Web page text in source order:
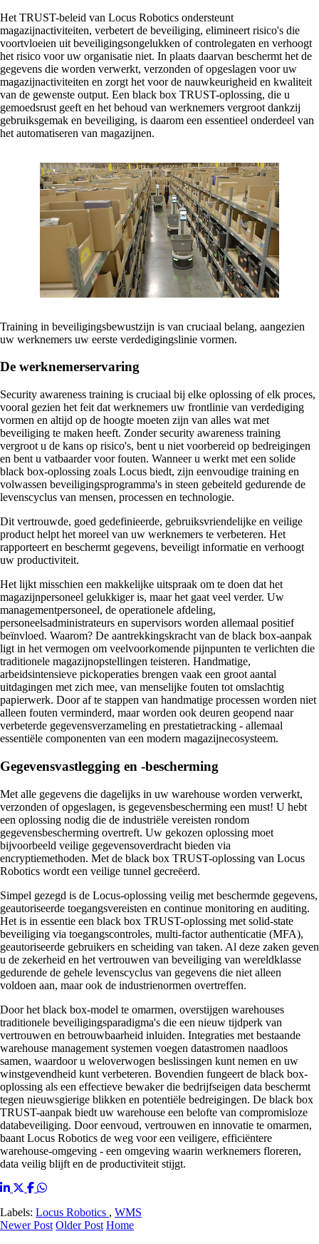
Het TRUST-beleid van Locus Robotics ondersteunt
magazijnactiviteiten, verbetert de beveiliging, elimineert risico's die
voortvloeien uit beveiligingsongelukken of controlegaten en verhoogt
het risico voor uw organisatie niet. In plaats daarvan beschermt het de
gegevens die worden verwerkt, verzonden of opgeslagen voor uw
magazijnactiviteiten en zorgt het voor de nauwkeurigheid en kwaliteit
van de gewenste output. Een black box TRUST-oplossing, die u
gemoedsrust geeft en het behoud van werknemers vergroot dankzij
gebruiksgemak en beveiliging, is daarom een ​​essentieel onderdeel van
het automatiseren van magazijnen.
Training in beveiligingsbewustzijn is van cruciaal belang, aangezien
uw werknemers uw eerste verdedigingslinie vormen.
De werknemerservaring
Security awareness training is cruciaal bij elke oplossing of elk proces,
vooral gezien het feit dat werknemers uw frontlinie van verdediging
vormen en altijd op de hoogte moeten zijn van alles wat met
beveiliging te maken heeft. Zonder security awareness training
vergroot u de kans op risico's, bent u niet voorbereid op bedreigingen
en bent u vatbaarder voor fouten. Wanneer u werkt met een solide
black box-oplossing zoals Locus biedt, zijn eenvoudige training en
volwassen beveiligingsprogramma's in steen gebeiteld gedurende de
levenscyclus van mensen, processen en technologie.
Dit vertrouwde, goed gedefinieerde, gebruiksvriendelijke en veilige
product helpt het moreel van uw werknemers te verbeteren. Het
rapporteert en beschermt gegevens, beveiligt informatie en verhoogt
uw productiviteit.
Het lijkt misschien een makkelijke uitspraak om te doen dat het
magazijnpersoneel gelukkiger is, maar het gaat veel verder. Uw
managementpersoneel, de operationele afdeling,
personeelsadministrateurs en supervisors worden allemaal positief
beïnvloed. Waarom? De aantrekkingskracht van de black box-aanpak
ligt in het vermogen om veelvoorkomende pijnpunten te verlichten die
traditionele magazijnopstellingen teisteren. Handmatige,
arbeidsintensieve pickoperaties brengen vaak een groot aantal
uitdagingen met zich mee, van menselijke fouten tot omslachtig
papierwerk. Door af te stappen van handmatige processen worden niet
alleen fouten verminderd, maar worden ook deuren geopend naar
verbeterde gegevensverzameling en prestatietracking - allemaal
essentiële componenten van een modern magazijnecosysteem.
Gegevensvastlegging en -bescherming
Met alle gegevens die dagelijks in uw warehouse worden verwerkt,
verzonden of opgeslagen, is gegevensbescherming een must! U hebt
een oplossing nodig die de industriële vereisten rondom
gegevensbescherming overtreft. Uw gekozen oplossing moet
bijvoorbeeld veilige gegevensoverdracht bieden via
encryptiemethoden. Met de black box TRUST-oplossing van Locus
Robotics wordt een veilige tunnel gecreëerd.
Simpel gezegd is de Locus-oplossing veilig met beschermde gegevens,
geautoriseerde toegangsvereisten en continue monitoring en auditing.
Het is in essentie een black box TRUST-oplossing met solid-state
beveiliging via toegangscontroles, multi-factor authenticatie (MFA),
geautoriseerde gebruikers en scheiding van taken. Al deze zaken geven
u de zekerheid en het vertrouwen van beveiliging van wereldklasse
gedurende de gehele levenscyclus van gegevens die niet alleen
voldoen aan, maar ook de industrienormen overtreffen.
Door het black box-model te omarmen, overstijgen warehouses
traditionele beveiligingsparadigma's die een nieuw tijdperk van
vertrouwen en betrouwbaarheid inluiden. Integraties met bestaande
warehouse management systemen voegen datastromen naadloos
samen, waardoor u weloverwogen beslissingen kunt nemen en uw
winstgevendheid kunt verbeteren. Bovendien fungeert de black box-
oplossing als een effectieve bewaker die bedrijfseigen data beschermt
tegen nieuwsgierige blikken en potentiële bedreigingen. De black box
TRUST-aanpak biedt uw warehouse een belofte van compromisloze
databeveiliging. Door eenvoud, vertrouwen en innovatie te omarmen,
baant Locus Robotics de weg voor een veiligere, efficiëntere
warehouse-omgeving - een omgeving waarin werknemers floreren,
data veilig blijft en de productiviteit stijgt.
Labels: Locus Robotics , WMS
Newer Post Older Post Home